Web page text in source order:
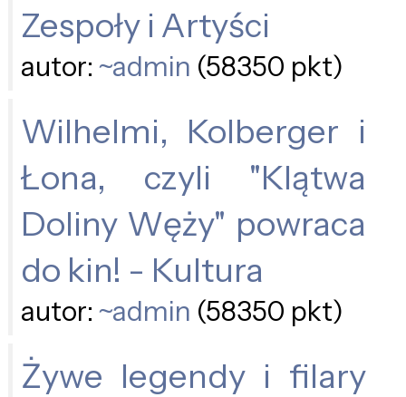
Zespoły i Artyści
autor: ~admin (58350 pkt)
Wilhelmi, Kolberger i
Łona, czyli "Klątwa
Doliny Węży" powraca
do kin! - Kultura
autor: ~admin (58350 pkt)
Żywe legendy i filary